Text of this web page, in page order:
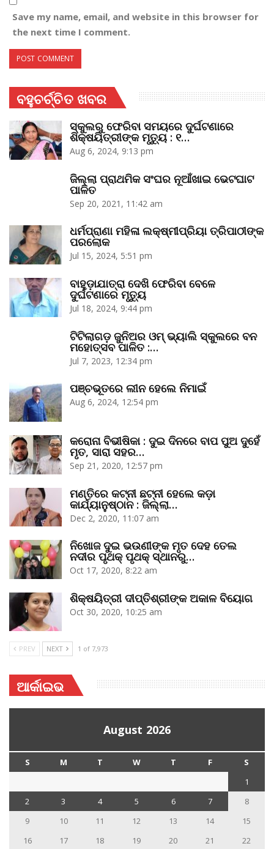
Save my name, email, and website in this browser for
the next time I comment.
ବହୁଚର୍ଚ୍ଚିତ ଖବର
ସ୍କୁଲରୁ ଫେରିବା ସମୟରେ ଦୁର୍ଘଟଣାରେ
ଶିକ୍ଷୟିତ୍ରୀଙ୍କ ମୃତ୍ୟୁ : ୧…
Aug 6, 2024, 9:13 pm
ଜିଲ୍ଲା ପ୍ରାଥମିକ ସଂଘର ନୂଆଁଖାଇ ଭେଟଘାଟ
ପାଳିତ
Sep 20, 2021, 11:42 am
ଧର୍ମପ୍ରାଣା ମହିଳା ଲକ୍ଷ୍ମୀପ୍ରିୟା ତ୍ରିପାଠୀଙ୍କ
ପରଲୋକ
Jul 15, 2024, 5:51 pm
ବାହୁଡ଼ାଯାତ୍ରା ଦେଖି ଫେରିବା ବେଳେ
ଦୁର୍ଘଟଣାରେ ମୃତ୍ୟୁ
Jul 18, 2024, 9:44 pm
ଟିଟିଲାଗଡ଼ ଜୁନିଅର ଓମ୍‌ ଭ୍ୟାଲି ସ୍କୁଲରେ ବନ
ମହୋତ୍ସବ ପାଳିତ :…
Jul 7, 2023, 12:34 pm
ପଞ୍ଚଭୂତରେ ଲୀନ ହେଲେ ନିମାଇଁ
Aug 6, 2024, 12:54 pm
କରୋନା ବିଭୀଷିକା : ଦୁଇ ଦିନରେ ବାପ ପୁଅ ଦୁହେଁ
ମୃତ, ସାରା ସହର…
Sep 21, 2020, 12:57 pm
ମଣ୍ତିରେ କଟ୍‌ନୀ ଛଟ୍‌ନୀ ହେଲେ କଡ଼ା
କାର୍ଯ୍ୟାନୁଷ୍ଠାନ : ଜିଲ୍ଲା…
Dec 2, 2020, 11:07 am
ନିଖୋଜ ଦୁଇ ଭଉଣୀଙ୍କ ମୃତ ଦେହ ତେଲ
ନଦୀର ପୃଥକ୍‌ ପୃଥକ୍‌ ସ୍ଥାନରୁ…
Oct 17, 2020, 8:22 am
ଶିକ୍ଷୟିତ୍ରୀ ଦୀପ୍ତିଶ୍ରୀଙ୍କ ଅକାଳ ବିୟୋଗ
Oct 30, 2020, 10:25 am
PREV NEXT 1 of 7,973
ଆର୍କାଇଭ
August 2026
S M T W T F
S
1
2
3 4 5 6 7
8
9
10 11 12 13 14
15
16
17 18 19 20 21 22